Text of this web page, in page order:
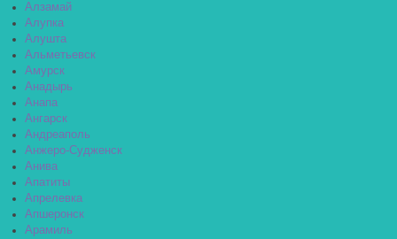
Алзамай
Алупка
Алушта
Альметьевск
Амурск
Анадырь
Анапа
Ангарск
Андреаполь
Анжеро-Судженск
Анива
Апатиты
Апрелевка
Апшеронск
Арамиль